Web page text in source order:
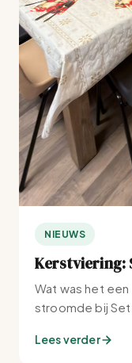
NIEUWS
Kerstviering:
Wat was het
stroomde bij
Lees verder